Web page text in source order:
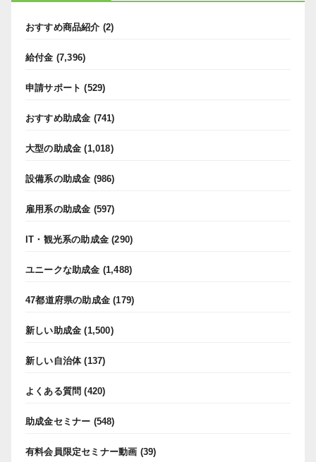
おすすめ商品紹介 (2)
給付金 (7,396)
申請サポート (529)
おすすめ助成金 (741)
大型の助成金 (1,018)
設備系の助成金 (986)
雇用系の助成金 (597)
IT・観光系の助成金 (290)
ユニークな助成金 (1,488)
47都道府県の助成金 (179)
新しい助成金 (1,500)
新しい自治体(137)
よくある質問 (420)
助成金セミナー (548)
有料会員限定セミナー動画 (39)